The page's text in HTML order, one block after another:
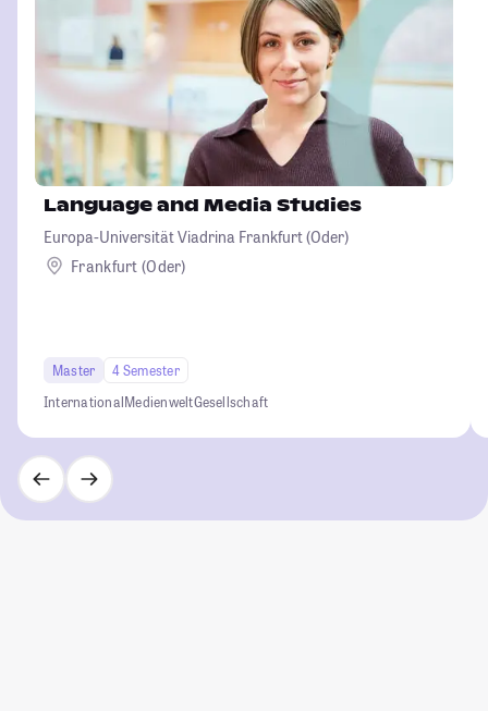
Language and Media Studies
Europa-Universität Viadrina Frankfurt (Oder)
Frankfurt (Oder)
Master
4 Semester
InternationalMedienweltGesellschaft